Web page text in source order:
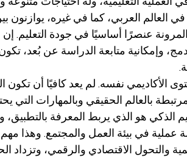
العالم العربي، كما في غيره، يوازنون
عنصرًا أساسيًا في جودة التعليم.
وإمكانية متابعة الدراسة عن بُعد،
الأكاديمي نفسه. لم يعد كافيًا أن
بالعالم الحقيقي وبالمهارات التي
الذكي هو الذي يربط المعرفة
عملية في بيئة العمل والمجتمع. وهذا
والتحول الاقتصادي والرقمي، وتزداد